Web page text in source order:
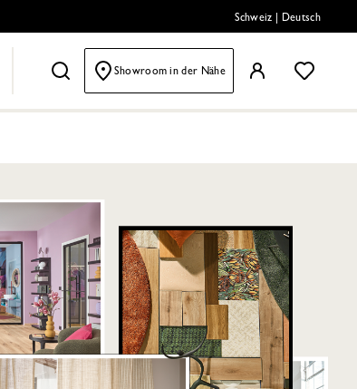
Schweiz Deutsch
Showroom in der Nähe